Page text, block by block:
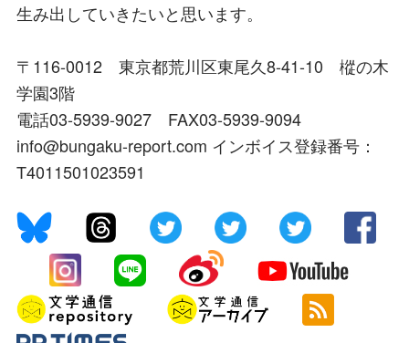
生み出していきたいと思います。
〒116-0012 東京都荒川区東尾久8-41-10 樅の木
学園3階
電話03-5939-9027 FAX03-5939-9094
info@bungaku-report.com インボイス登録番号：
T4011501023591